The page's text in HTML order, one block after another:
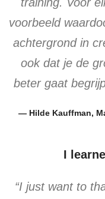
voorbeeld
achtergrond in
ook dat je de
beter gaat
— Hilde Kauffman,
I
“I just want to